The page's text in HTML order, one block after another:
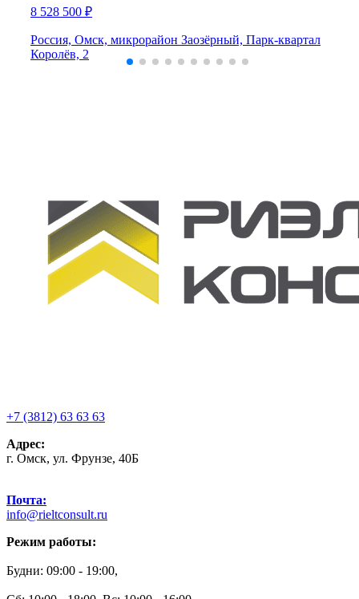
8 528 500 ₽
Россия, Омск, микрорайон Заозёрный, Парк-квартал
Королёв, 2
+7 (3812) 63 63 63
Адрес:
г. Омск, ул. Фрунзе, 40Б
Почта:
info@rieltconsult.ru
Режим работы:
Будни: 09:00 - 19:00,